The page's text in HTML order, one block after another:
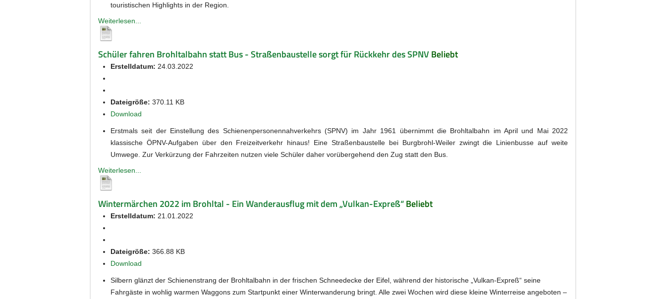
touristischen Highlights in der Region.
Weiterlesen...
Schüler fahren Brohltalbahn statt Bus - Straßenbaustelle sorgt für Rückkehr des SPNVBeliebt
Erstelldatum: 24.03.2022
Dateigröße: 370.11 KB
Download
Erstmals seit der Einstellung des Schienenpersonennahverkehrs (SPNV) im Jahr 1961 übernimmt die Brohltalbahn im April und Mai 2022
klassische ÖPNV-Aufgaben über den Freizeitverkehr hinaus! Eine Straßenbaustelle bei Burgbrohl-Weiler zwingt die Linienbusse auf weite
Umwege. Zur Verkürzung der Fahrzeiten nutzen viele Schüler daher vorübergehend den Zug statt den Bus.
Weiterlesen...
Wintermärchen 2022 im Brohltal - Ein Wanderausflug mit dem „Vulkan-Expreß“Beliebt
Erstelldatum: 21.01.2022
Dateigröße: 366.88 KB
Download
Silbern glänzt der Schienenstrang der Brohltalbahn in der frischen Schneedecke der Eifel, während der historische „Vulkan-Expreß“ seine
Fahrgäste in wohlig warmen Waggons zum Startpunkt einer Winterwanderung bringt. Alle zwei Wochen wird diese kleine Winterreise angeboten –